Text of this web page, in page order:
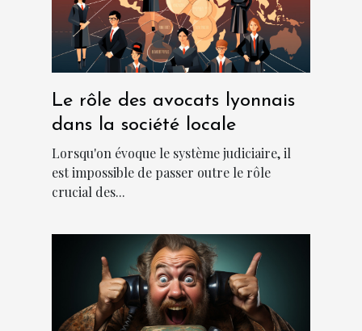
Le rôle des avocats lyonnais
dans la société locale
Lorsqu'on évoque le système judiciaire, il
est impossible de passer outre le rôle
crucial des...